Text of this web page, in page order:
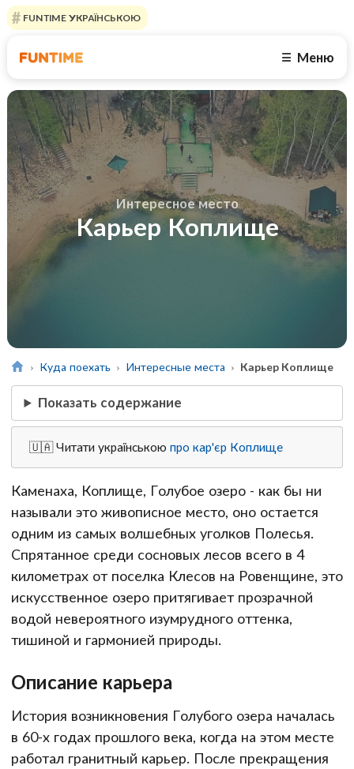
FUNTIME УКРАЇНСЬКОЮ
☰ Меню
Интересное место
Карьер Коплище
Куда поехать Интересные места Карьер Коплище
Показать содержание
🇺🇦 Читати українськоюпро кар'єр Коплище
Каменаха, Коплище, Голубое озеро - как бы ни
называли это живописное место, оно остается
одним из самых волшебных уголков Полесья.
Спрятанное среди сосновых лесов всего в 4
километрах от поселка Клесов на Ровенщине, это
искусственное озеро притягивает прозрачной
водой невероятного изумрудного оттенка,
тишиной и гармонией природы.
Описание карьера
История возникновения Голубого озера началась
в 60-х годах прошлого века, когда на этом месте
работал гранитный карьер. После прекращения